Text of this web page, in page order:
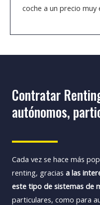
coche a un precio muy
Contratar
autónomos,
Cada vez se hace más
renting, gracias a las
este tipo de sistemas de
particulares, como para